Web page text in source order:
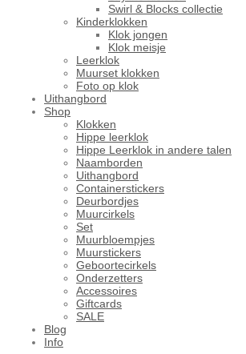
Swirl & Blocks collectie
Kinderklokken
Klok jongen
Klok meisje
Leerklok
Muurset klokken
Foto op klok
Uithangbord
Shop
Klokken
Hippe leerklok
Hippe Leerklok in andere talen
Naamborden
Uithangbord
Containerstickers
Deurbordjes
Muurcirkels
Set
Muurbloempjes
Muurstickers
Geboortecirkels
Onderzetters
Accessoires
Giftcards
SALE
Blog
Info